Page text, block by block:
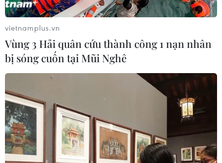
#Tác phẩm điêu khắc
TP. Hà Nội
Theo dõi VietnamPlus
vietnamplus.vn
Vùng 3 Hải quân cứu thành công 1 nạn nhân
bị sóng cuốn tại Mũi Nghê